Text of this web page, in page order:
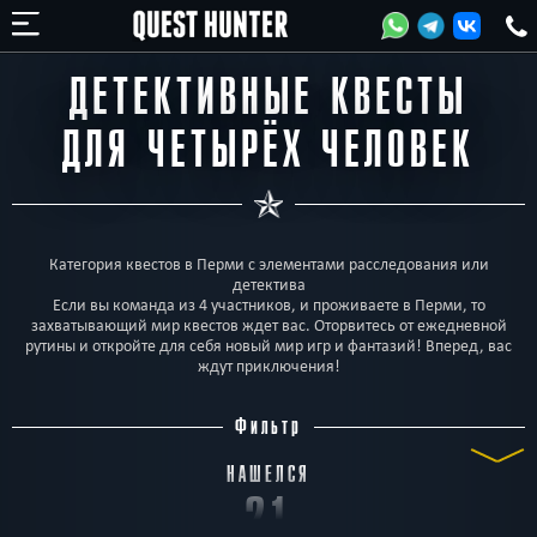
ДЕТЕКТИВНЫЕ КВЕСТЫ
ДЛЯ ЧЕТЫРЁХ ЧЕЛОВЕК
Категория квестов в Перми с элементами расследования или
детектива
Если вы команда из 4 участников, и проживаете в Перми, то
захватывающий мир квестов ждет вас. Оторвитесь от ежедневной
рутины и откройте для себя новый мир игр и фантазий! Вперед, вас
ждут приключения!
Фильтр
НАШЕЛСЯ
21